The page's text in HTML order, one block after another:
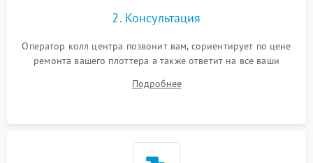
2. Консультация
Оператор колл центра позвонит вам, сориентирует по цене
ремонта вашего плоттера а также ответит на все ваши
Подробнее